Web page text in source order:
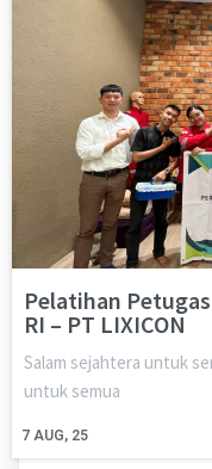
Pelatihan
RI – PT LIXICON
7 AUG, 25
Salam sejahtera untuk
untuk semua